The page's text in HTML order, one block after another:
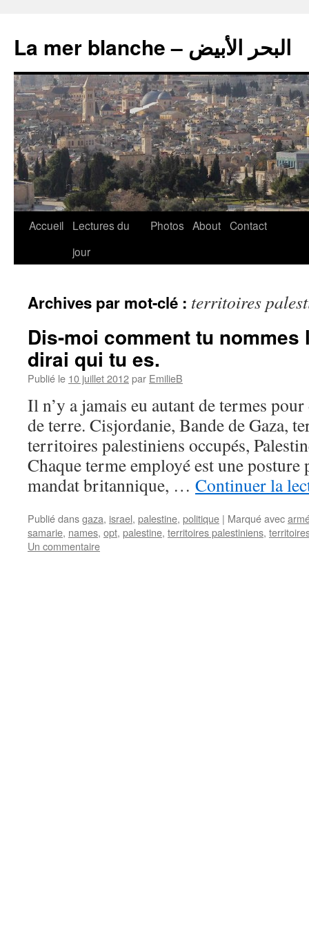
La mer blanche – البحر الأبيض
Accueil
Lectures du
jour
Photos About Contact
Archives par mot-clé : territoires
Dis-moi comment tu nommes
dirai qui tu es.
Publié le 10 juillet 2012par EmilieB
Il n’y a jamais eu autant de termes
de terre. Cisjordanie, Bande de Gaza,
territoires palestiniens occupés,
Chaque terme employé est une
mandat britannique, … Continuer la
Publié dansgaza, israel, palestine, politique | Marqué avec
samarie, names, opt, palestine, territoires palestiniens,
Un commentaire